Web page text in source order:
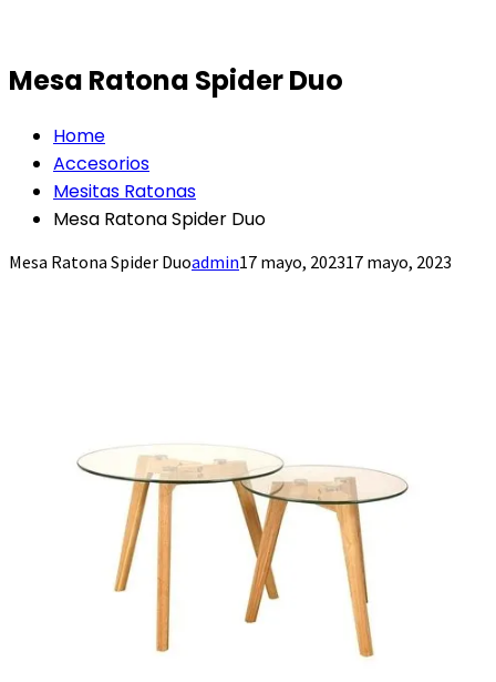
Mesa Ratona Spider Duo
Home
Accesorios
Mesitas Ratonas
Mesa Ratona Spider Duo
Mesa Ratona Spider Duoadmin17 mayo, 202317 mayo, 2023